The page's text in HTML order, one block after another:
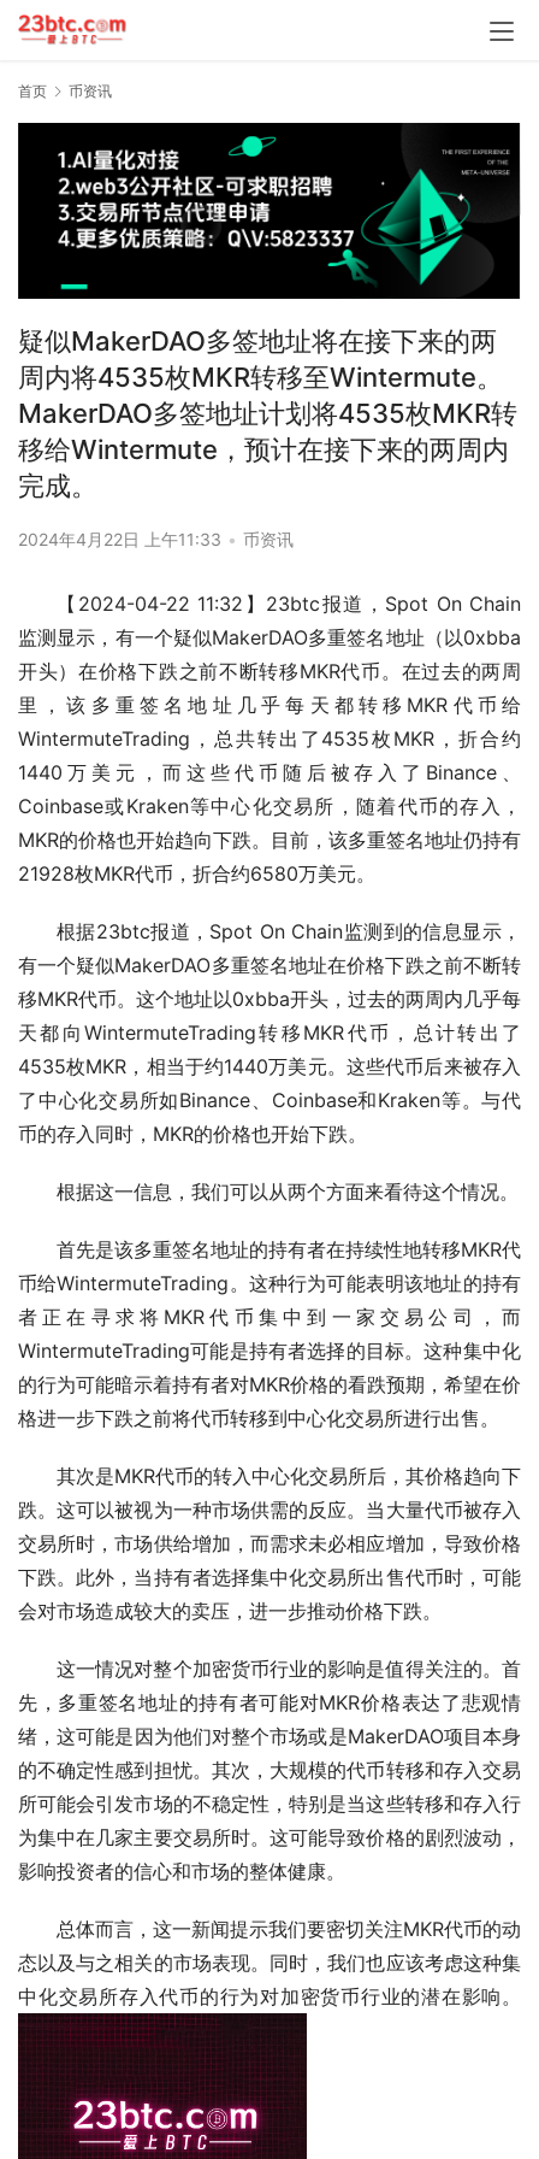
首页 币资讯
疑似MakerDAO多签地址将在接下来的两
周内将4535枚MKR转移至Wintermute。
MakerDAO多签地址计划将4535枚MKR转
移给Wintermute，预计在接下来的两周内
完成。
2024年4月22日 上午11:33 • 币资讯
【2024-04-22 11:32】23btc报道，Spot On Chain
监测显示，有一个疑似MakerDAO多重签名地址（以0xbba
开头）在价格下跌之前不断转移MKR代币。在过去的两周
里，该多重签名地址几乎每天都转移MKR代币给
WintermuteTrading，总共转出了4535枚MKR，折合约
1440万美元，而这些代币随后被存入了Binance、
Coinbase或Kraken等中心化交易所，随着代币的存入，
MKR的价格也开始趋向下跌。目前，该多重签名地址仍持有
21928枚MKR代币，折合约6580万美元。
根据23btc报道，Spot On Chain监测到的信息显示，
有一个疑似MakerDAO多重签名地址在价格下跌之前不断转
移MKR代币。这个地址以0xbba开头，过去的两周内几乎每
天都向WintermuteTrading转移MKR代币，总计转出了
4535枚MKR，相当于约1440万美元。这些代币后来被存入
了中心化交易所如Binance、Coinbase和Kraken等。与代
币的存入同时，MKR的价格也开始下跌。
根据这一信息，我们可以从两个方面来看待这个情况。
首先是该多重签名地址的持有者在持续性地转移MKR代
币给WintermuteTrading。这种行为可能表明该地址的持有
者正在寻求将MKR代币集中到一家交易公司，而
WintermuteTrading可能是持有者选择的目标。这种集中化
的行为可能暗示着持有者对MKR价格的看跌预期，希望在价
格进一步下跌之前将代币转移到中心化交易所进行出售。
其次是MKR代币的转入中心化交易所后，其价格趋向下
跌。这可以被视为一种市场供需的反应。当大量代币被存入
交易所时，市场供给增加，而需求未必相应增加，导致价格
下跌。此外，当持有者选择集中化交易所出售代币时，可能
会对市场造成较大的卖压，进一步推动价格下跌。
这一情况对整个加密货币行业的影响是值得关注的。首
先，多重签名地址的持有者可能对MKR价格表达了悲观情
绪，这可能是因为他们对整个市场或是MakerDAO项目本身
的不确定性感到担忧。其次，大规模的代币转移和存入交易
所可能会引发市场的不稳定性，特别是当这些转移和存入行
为集中在几家主要交易所时。这可能导致价格的剧烈波动，
影响投资者的信心和市场的整体健康。
总体而言，这一新闻提示我们要密切关注MKR代币的动
态以及与之相关的市场表现。同时，我们也应该考虑这种集
中化交易所存入代币的行为对加密货币行业的潜在影响。